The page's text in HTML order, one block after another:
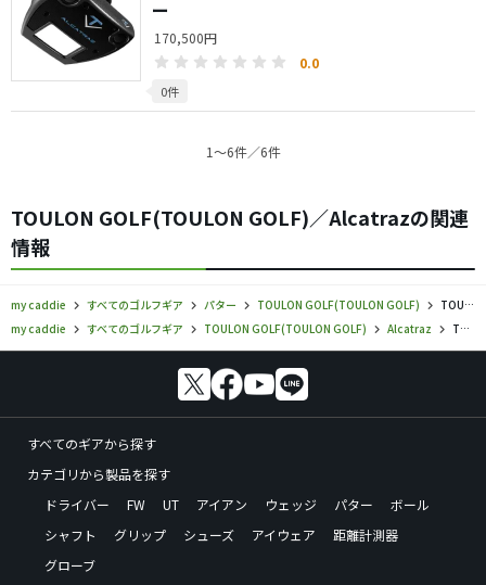
ー
170,500円
0.0
0件
1〜6件／6件
TOULON GOLF(TOULON GOLF)／Alcatrazの関連
情報
my caddie すべてのゴルフギア パター TOULON GOLF(TOULON GOLF)
TOULON GOLF／Alcatraz／パターの口コミ評価
my caddie
すべてのゴルフギア TOULON GOLF(TOULON GOLF) Alcatraz TOULON GOLF／Alcatraz／パターの口コミ評価
すべてのギアから探す
カテゴリから製品を探す
ドライバー
FW UT アイアン ウェッジ パター
ボール
シャフト
グリップ シューズ アイウェア
距離計測器
グローブ